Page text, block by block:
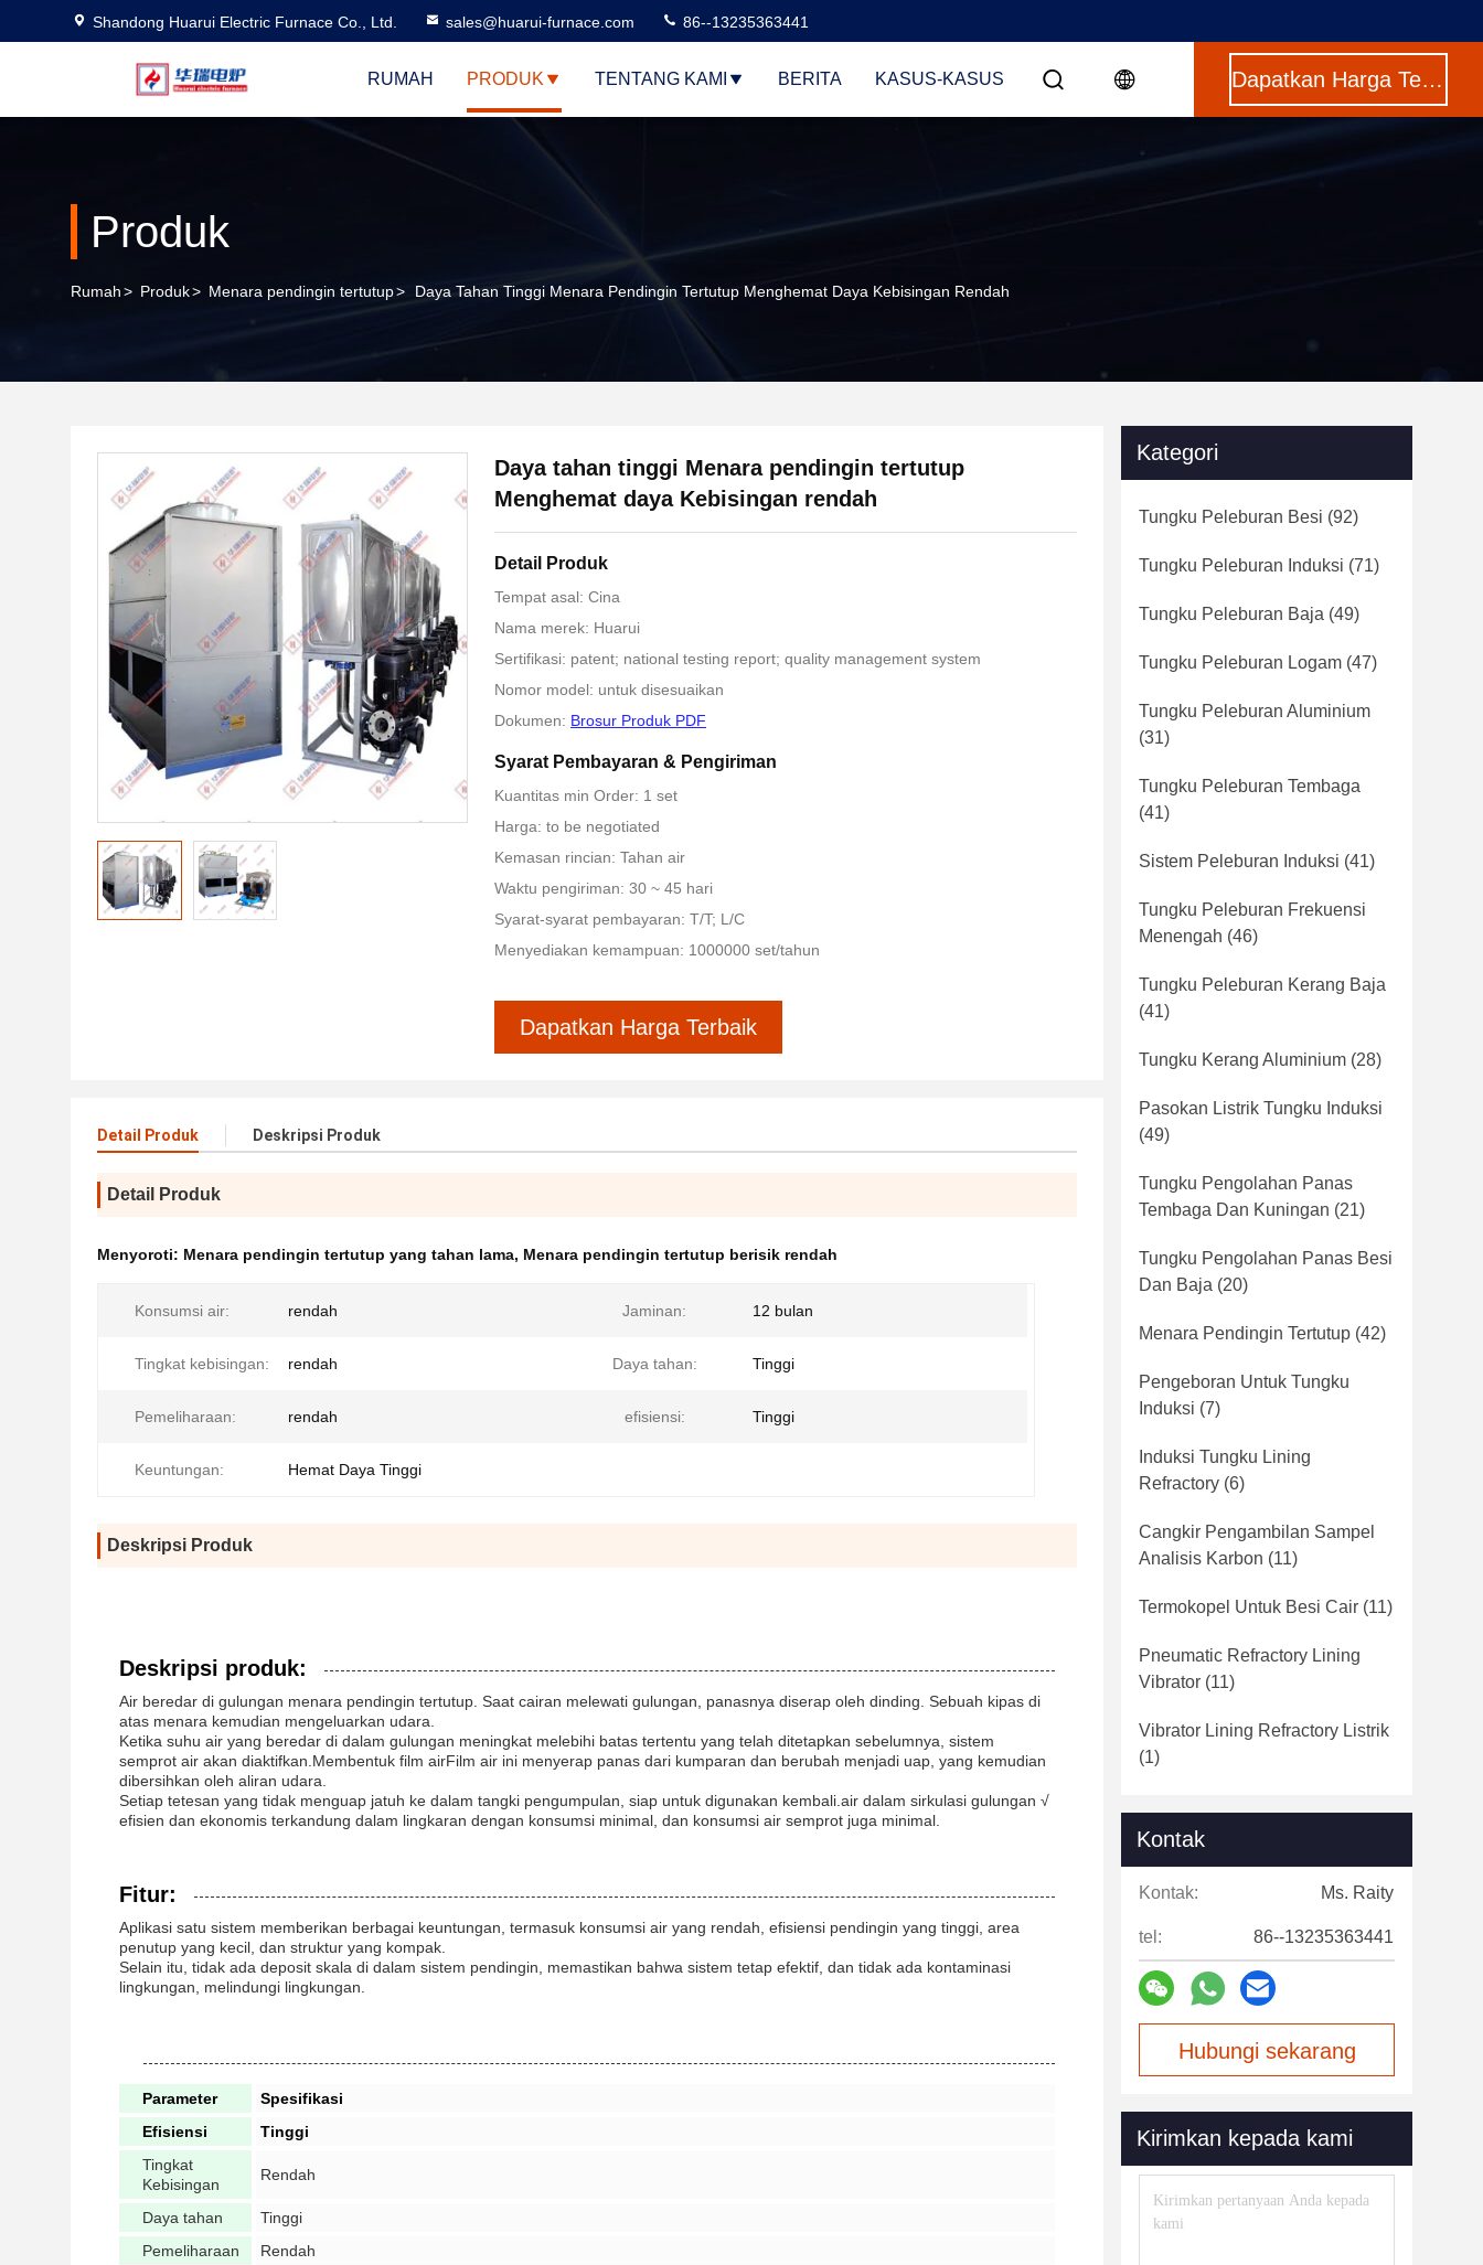
Shandong Huarui Electric Furnace Co., Ltd. sales@huarui-furnace.com 86--13235363441
RUMAH PRODUK TENTANG KAMI BERITA KASUS-KASUS Dapatkan Harga Terbaik
Produk
Rumah> Produk> Menara pendingin tertutup> Daya Tahan Tinggi Menara Pendingin Tertutup Menghemat Daya Kebisingan Rendah
Daya tahan tinggi Menara pendingin tertutup
Menghemat daya Kebisingan rendah
Detail Produk
Tempat asal: Cina
Nama merek: Huarui
Sertifikasi: patent; national testing report; quality management system
Nomor model: untuk disesuaikan
Dokumen: Brosur Produk PDF
Syarat Pembayaran & Pengiriman
Kuantitas min Order: 1 set
Harga: to be negotiated
Kemasan rincian: Tahan air
Waktu pengiriman: 30 ~ 45 hari
Syarat-syarat pembayaran: T/T; L/C
Menyediakan kemampuan: 1000000 set/tahun
Dapatkan Harga Terbaik
Detail Produk Deskripsi Produk
Detail Produk
Menyoroti: Menara pendingin tertutup yang tahan lama, Menara pendingin tertutup berisik rendah
Konsumsi air: rendah Jaminan: 12 bulan
Tingkat kebisingan: rendah Daya tahan: Tinggi
Pemeliharaan: rendah efisiensi: Tinggi
Keuntungan: Hemat Daya Tinggi
Deskripsi Produk
Deskripsi produk:
Air beredar di gulungan menara pendingin tertutup. Saat cairan melewati gulungan, panasnya diserap oleh dinding. Sebuah kipas di
atas menara kemudian mengeluarkan udara.
Ketika suhu air yang beredar di dalam gulungan meningkat melebihi batas tertentu yang telah ditetapkan sebelumnya, sistem
semprot air akan diaktifkan.Membentuk film airFilm air ini menyerap panas dari kumparan dan berubah menjadi uap, yang kemudian
dibersihkan oleh aliran udara.
Setiap tetesan yang tidak menguap jatuh ke dalam tangki pengumpulan, siap untuk digunakan kembali.air dalam sirkulasi gulungan √
efisien dan ekonomis terkandung dalam lingkaran dengan konsumsi minimal, dan konsumsi air semprot juga minimal.
Fitur:
Aplikasi satu sistem memberikan berbagai keuntungan, termasuk konsumsi air yang rendah, efisiensi pendingin yang tinggi, area
penutup yang kecil, dan struktur yang kompak.
Selain itu, tidak ada deposit skala di dalam sistem pendingin, memastikan bahwa sistem tetap efektif, dan tidak ada kontaminasi
lingkungan, melindungi lingkungan.
Parameter
Spesifikasi
Efisiensi
Tinggi
Tingkat
Kebisingan
Rendah
Daya tahan
Tinggi
Pemeliharaan
Rendah
Kategori
Tungku Peleburan Besi (92)
Tungku Peleburan Induksi (71)
Tungku Peleburan Baja (49)
Tungku Peleburan Logam (47)
Tungku Peleburan Aluminium
(31)
Tungku Peleburan Tembaga
(41)
Sistem Peleburan Induksi (41)
Tungku Peleburan Frekuensi
Menengah (46)
Tungku Peleburan Kerang Baja
(41)
Tungku Kerang Aluminium (28)
Pasokan Listrik Tungku Induksi
(49)
Tungku Pengolahan Panas
Tembaga Dan Kuningan (21)
Tungku Pengolahan Panas Besi
Dan Baja (20)
Menara Pendingin Tertutup (42)
Pengeboran Untuk Tungku
Induksi (7)
Induksi Tungku Lining
Refractory (6)
Cangkir Pengambilan Sampel
Analisis Karbon (11)
Termokopel Untuk Besi Cair (11)
Pneumatic Refractory Lining
Vibrator (11)
Vibrator Lining Refractory Listrik
(1)
Kontak
Kontak: Ms. Raity
tel: 86--13235363441
Hubungi sekarang
Kirimkan kepada kami